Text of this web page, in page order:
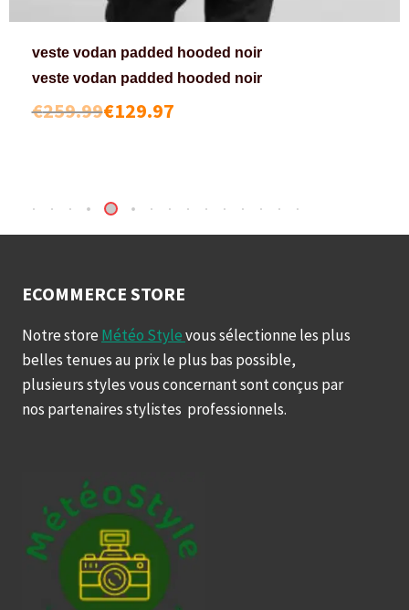
veste vodan padded hooded noir
veste vodan padded hooded noir
€259.99€129.97
ECOMMERCE STORE
Notre store Météo Stylevous sélectionne les plus
belles tenues au prix le plus bas possible,
plusieurs styles vous concernant sont conçus par
nos partenaires stylistes professionnels.